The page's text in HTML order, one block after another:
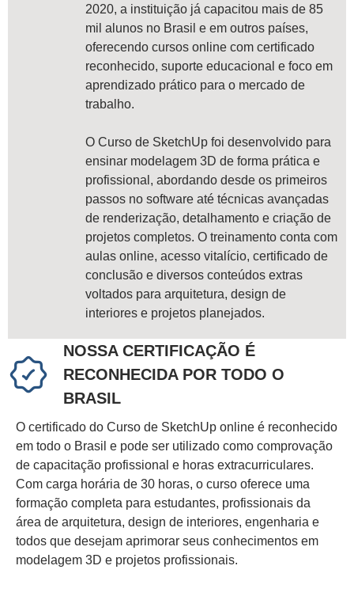
2020, a instituição já capacitou mais de 85
mil alunos no Brasil e em outros países,
oferecendo cursos online com certificado
reconhecido, suporte educacional e foco em
aprendizado prático para o mercado de
trabalho.
O Curso de SketchUp foi desenvolvido para
ensinar modelagem 3D de forma prática e
profissional, abordando desde os primeiros
passos no software até técnicas avançadas
de renderização, detalhamento e criação de
projetos completos. O treinamento conta com
aulas online, acesso vitalício, certificado de
conclusão e diversos conteúdos extras
voltados para arquitetura, design de
interiores e projetos planejados.
NOSSA CERTIFICAÇÃO É
RECONHECIDA POR TODO O
BRASIL
O certificado do Curso de SketchUp online é reconhecido
em todo o Brasil e pode ser utilizado como comprovação
de capacitação profissional e horas extracurriculares.
Com carga horária de 30 horas, o curso oferece uma
formação completa para estudantes, profissionais da
área de arquitetura, design de interiores, engenharia e
todos que desejam aprimorar seus conhecimentos em
modelagem 3D e projetos profissionais.